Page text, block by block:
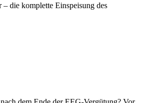
die komplette Einspeisung des